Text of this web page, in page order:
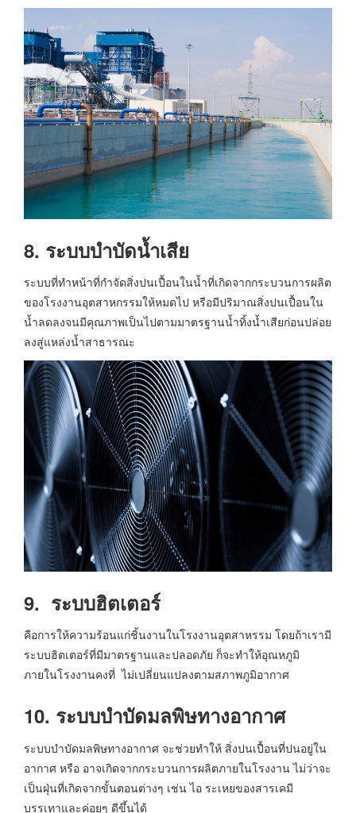
8. ระบบบำบัดน้ำเสีย
ระบบที่ทำหน้าที่กำจัดสิ่งปนเปื้อนในน้ำที่เกิดจากกระบวนการผลิต
ของโรงงานอุตสาหกรรมให้หมดไป หรือมีปริมาณสิ่งปนเปื้อนใน
น้ำลดลงจนมีคุณภาพเป็นไปตามมาตรฐานน้ำทิ้งน้ำเสียก่อนปล่อย
ลงสู่แหล่งน้ำสาธารณะ
9. ระบบฮิตเตอร์
คือการให้ความร้อนแก่ชิ้นงานในโรงงานอุตสาหรรม โดยถ้าเรามี
ระบบฮิตเตอร์ที่มีมาตรฐานและปลอดภัย ก็จะทำให้อุณหภูมิ
ภายในโรงงานคงที่ ไม่เปลี่ยนแปลงตามสภาพภูมิอากาศ
10. ระบบบำบัดมลพิษทางอากาศ
ระบบบำบัดมลพิษทางอากาศ จะช่วยทำให้ สิ่งปนเปื้อนที่ปนอยู่ใน
อากาศ หรือ อาจเกิดจากกระบวนการผลิตภายในโรงงาน ไม่ว่าจะ
เป็นฝุ่นที่เกิดจากขั้นตอนต่างๆ เช่น ไอ ระเหยของสารเคมี
บรรเทาและค่อยๆ ดีขึ้นได้